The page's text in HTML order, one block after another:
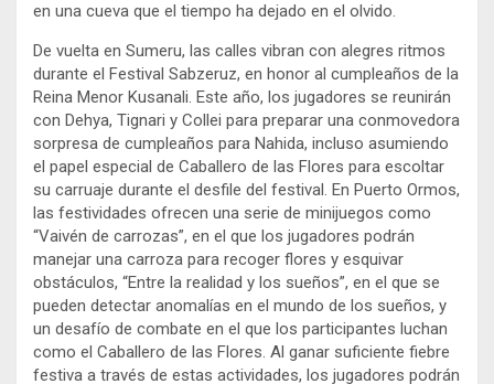
en una cueva que el tiempo ha dejado en el olvido.
De vuelta en Sumeru, las calles vibran con alegres ritmos
durante el Festival Sabzeruz, en honor al cumpleaños de la
Reina Menor Kusanali. Este año, los jugadores se reunirán
con Dehya, Tignari y Collei para preparar una conmovedora
sorpresa de cumpleaños para Nahida, incluso asumiendo
el papel especial de Caballero de las Flores para escoltar
su carruaje durante el desfile del festival. En Puerto Ormos,
las festividades ofrecen una serie de minijuegos como
“Vaivén de carrozas”, en el que los jugadores podrán
manejar una carroza para recoger flores y esquivar
obstáculos, “Entre la realidad y los sueños”, en el que se
pueden detectar anomalías en el mundo de los sueños, y
un desafío de combate en el que los participantes luchan
como el Caballero de las Flores. Al ganar suficiente fiebre
festiva a través de estas actividades, los jugadores podrán